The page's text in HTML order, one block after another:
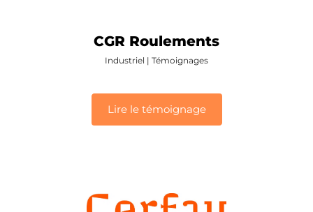
CGR Roulements
Industriel | Témoignages
Lire le témoignage